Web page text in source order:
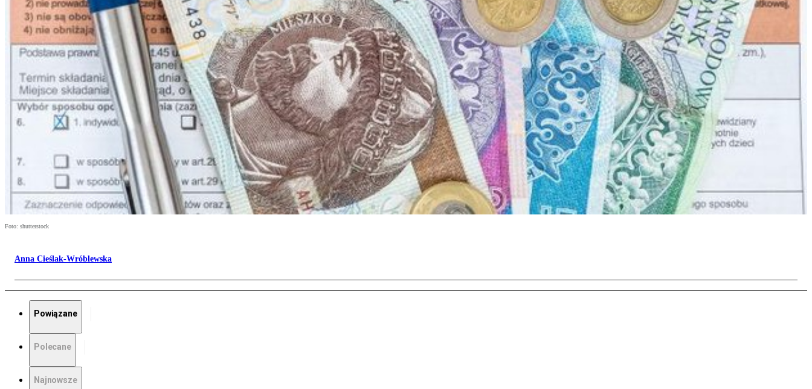
Foto: shutterstock
Anna Cieślak-Wróblewska
Powiązane
Polecane
Najnowsze